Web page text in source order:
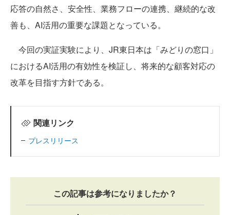
応答の自然さ、安全性、業務フローの連携、継続的な改
善も、AI活用の重要な課題となっている。
今回の実証実験により、JR東日本は「みどりの窓口」
におけるAI活用の有効性を検証し、将来的な顧客対応の
改革を目指す方針である。
関連リンク
プレスリリース
この記事は参考になりましたか？